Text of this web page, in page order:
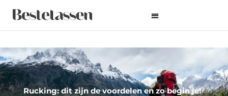
naar
de
inhoud
Rucking: dit zijn de voordelen en zo begin je!